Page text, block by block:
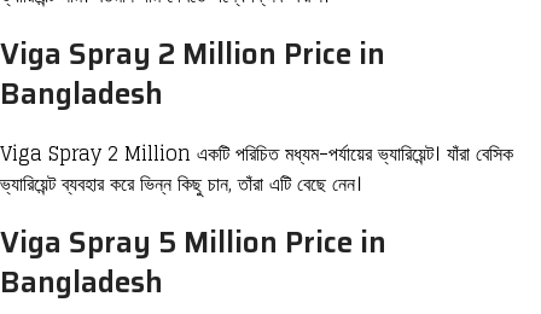
Viga Spray 2 Million Price in
Bangladesh
Viga Spray 2 Million একটি পরিচিত মধ্যম-পর্যায়ের ভ্যারিয়েন্ট। যাঁরা বেসিক
ভ্যারিয়েন্ট ব্যবহার করে ভিন্ন কিছু চান, তাঁরা এটি বেছে নেন।
Viga Spray 5 Million Price in
Bangladesh